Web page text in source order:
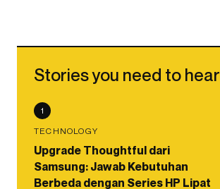
Stories you need to hear
1
TECHNOLOGY
Upgrade Thoughtful dari
Samsung: Jawab Kebutuhan
Berbeda dengan Series HP Lipat